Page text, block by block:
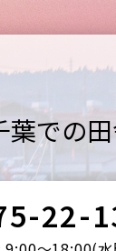
葉での田
22-